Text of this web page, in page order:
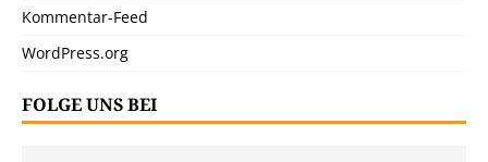
Kommentar-Feed
WordPress.org
FOLGE UNS BEI